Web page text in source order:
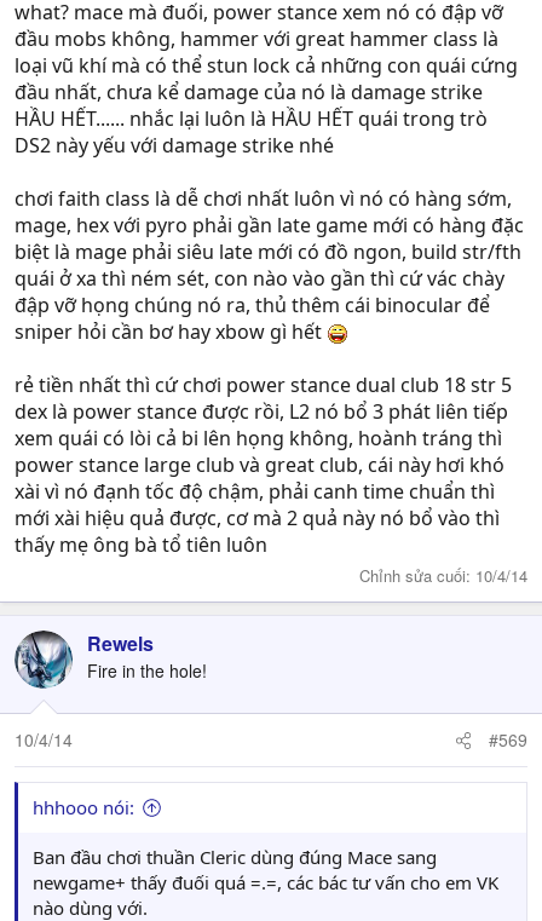
what? mace mà đuối, power stance xem nó có đập vỡ
đầu mobs không, hammer với great hammer class là
loại vũ khí mà có thể stun lock cả những con quái cứng
đầu nhất, chưa kể damage của nó là damage strike
HẦU HẾT...... nhắc lại luôn là HẦU HẾT quái trong trò
DS2 này yếu với damage strike nhé
chơi faith class là dễ chơi nhất luôn vì nó có hàng sớm,
mage, hex với pyro phải gần late game mới có hàng đặc
biệt là mage phải siêu late mới có đồ ngon, build str/fth
quái ở xa thì ném sét, con nào vào gần thì cứ vác chày
đập vỡ họng chúng nó ra, thủ thêm cái binocular để
sniper hỏi cần bơ hay xbow gì hết
rẻ tiền nhất thì cứ chơi power stance dual club 18 str 5
dex là power stance được rồi, L2 nó bổ 3 phát liên tiếp
xem quái có lòi cả bi lên họng không, hoành tráng thì
power stance large club và great club, cái này hơi khó
xài vì nó đạnh tốc độ chậm, phải canh time chuẩn thì
mới xài hiệu quả được, cơ mà 2 quả này nó bổ vào thì
thấy mẹ ông bà tổ tiên luôn
Chỉnh sửa cuối: 10/4/14
Rewels
Fire in the hole!
10/4/14 #569
hhhooo nói:
Ban đầu chơi thuần Cleric dùng đúng Mace sang
newgame+ thấy đuối quá =.=, các bác tư vấn cho em VK
nào dùng với.